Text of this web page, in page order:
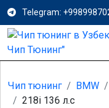
Telegram:
Чип тюнинг BMW
218i 136 л.с